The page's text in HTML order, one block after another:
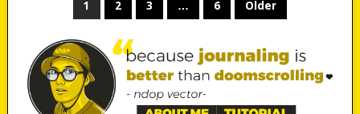
1 2 3 … 6 Older